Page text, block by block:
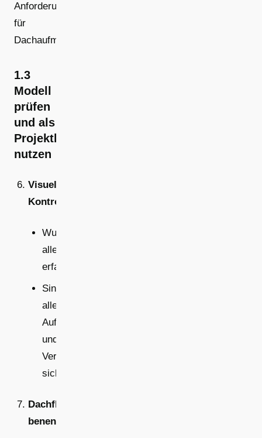
Anforderungen
für
Dachaufmaße.
1.3
Modell
prüfen
und als
Projektbasis
nutzen
Visuelle
Kontrolle
Wurde
alles
erfasst?
Sind
alle
Aufbauten
und
Verschattungen
sichtbar?
Dachflächen
benennen